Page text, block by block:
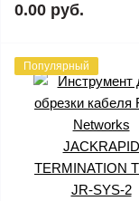
0.00 руб.
Популярный